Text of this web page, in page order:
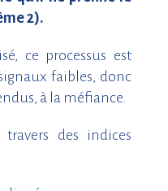
2).
ce processus est
faibles, donc
à la méfiance.
des indices